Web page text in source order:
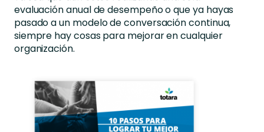
evaluación anual de desempeño o que ya hayas
pasado a un modelo de conversación continua,
siempre hay cosas para mejorar en cualquier
organización.